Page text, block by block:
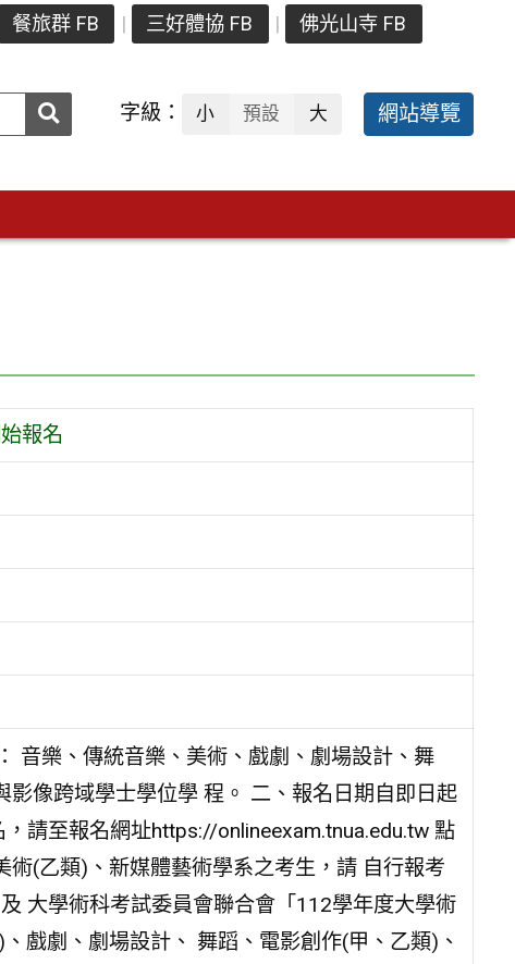
餐旅群 FB 三好體協 FB 佛光山寺 FB
送出 字級： 小 預設 大 網站導覽
報名
音樂、傳統音樂、美術、戲劇、劇場設計、舞
像跨域學士學位學 程。 二、報名日期自即日起
請至報名網址https://onlineexam.tnua.edu.tw 點
(乙類)、新媒體藝術學系之考生，請 自行報考
大學術科考試委員會聯合會「112學年度大學術
戲劇、劇場設計、 舞蹈、電影創作(甲、乙類)、